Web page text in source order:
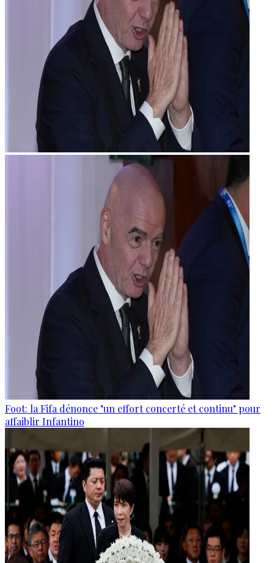
Foot: la Fifa dénonce "un effort concerté et continu" pour
affaiblir Infantino